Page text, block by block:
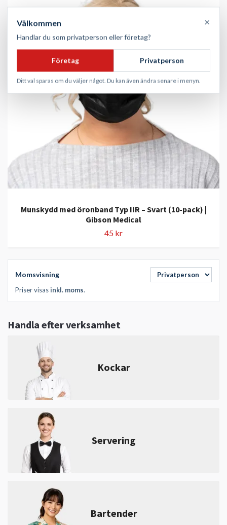
Momsvisning
Priser visasinkl. moms.
Handla efter verksamhet
Kockar
Servering
Bartender
Munskydd med öronband Typ IIR – Svart (10-pack) |
Gibson Medical
45 kr
Välkommen ×
Handlar du som privatperson eller företag?
Företag Privatperson
Ditt val sparas om du väljer något. Du kan även ändra senare i menyn.